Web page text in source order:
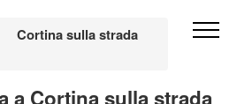
Cortina sulla strada
a Cortina sulla strada